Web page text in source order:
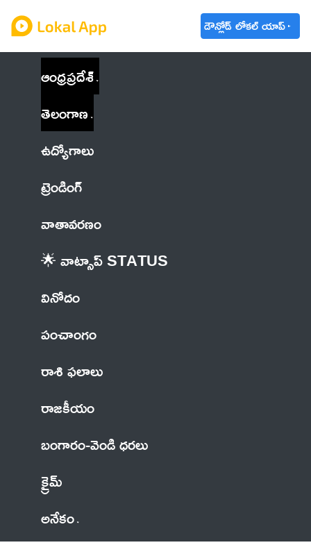
డౌన్లోడ్ లోకల్ యాప్
ఆంధ్రప్రదేశ్
తెలంగాణ
ఉద్యోగాలు
ట్రెండింగ్
వాతావరణం
🌟 వాట్సాప్ STATUS
వినోదం
పంచాంగం
రాశి ఫలాలు
రాజకీయం
బంగారం-వెండి ధరలు
క్రైమ్
అనేకం